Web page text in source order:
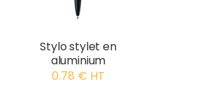
Stylo stylet en
aluminium
0.78 € HT